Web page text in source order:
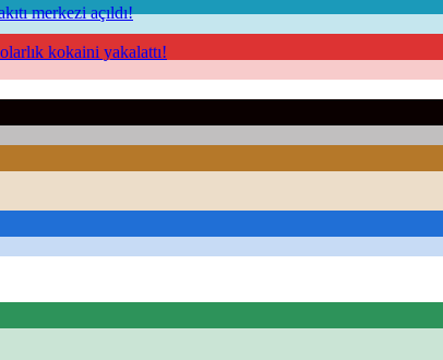
merkezi açıldı!
kokaini yakalattı!